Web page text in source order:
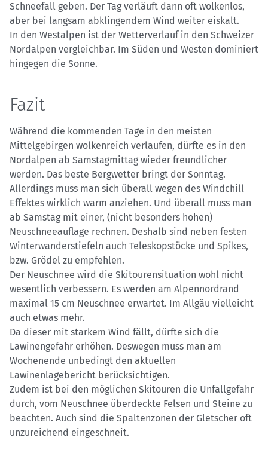
Schneefall geben. Der Tag verläuft dann oft wolkenlos,
aber bei langsam abklingendem Wind weiter eiskalt.
In den Westalpen ist der Wetterverlauf in den Schweizer
Nordalpen vergleichbar. Im Süden und Westen dominiert
hingegen die Sonne.
Fazit
Während die kommenden Tage in den meisten
Mittelgebirgen wolkenreich verlaufen, dürfte es in den
Nordalpen ab Samstagmittag wieder freundlicher
werden. Das beste Bergwetter bringt der Sonntag.
Allerdings muss man sich überall wegen des Windchill
Effektes wirklich warm anziehen. Und überall muss man
ab Samstag mit einer, (nicht besonders hohen)
Neuschneeauflage rechnen. Deshalb sind neben festen
Winterwanderstiefeln auch Teleskopstöcke und Spikes,
bzw. Grödel zu empfehlen.
Der Neuschnee wird die Skitourensituation wohl nicht
wesentlich verbessern. Es werden am Alpennordrand
maximal 15 cm Neuschnee erwartet. Im Allgäu vielleicht
auch etwas mehr.
Da dieser mit starkem Wind fällt, dürfte sich die
Lawinengefahr erhöhen. Deswegen muss man am
Wochenende unbedingt den aktuellen
Lawinenlagebericht berücksichtigen.
Zudem ist bei den möglichen Skitouren die Unfallgefahr
durch, vom Neuschnee überdeckte Felsen und Steine zu
beachten. Auch sind die Spaltenzonen der Gletscher oft
unzureichend eingeschneit.